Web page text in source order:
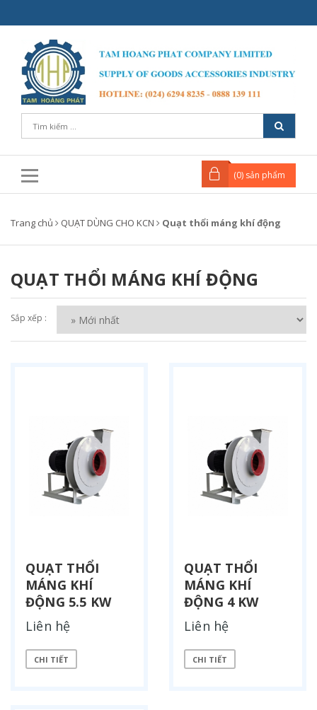
(0) sản phẩm
Trang chủ QUẠT DÙNG CHO KCN Quạt thổi máng khí động
QUẠT THỔI MÁNG KHÍ ĐỘNG
Sắp xếp :
QUẠT THỔI
MÁNG KHÍ
ĐỘNG 5.5 KW
Liên hệ
CHI TIẾT
QUẠT THỔI
MÁNG KHÍ
ĐỘNG 4 KW
Liên hệ
CHI TIẾT